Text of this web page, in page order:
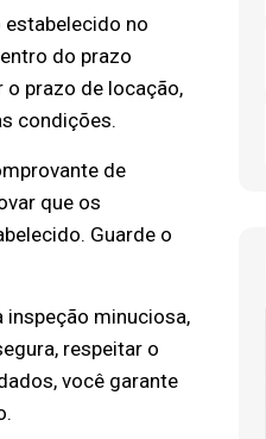
no
do prazo
prazo de locação,
condições.
de
que os
Guarde o
inspeção minuciosa,
respeitar o
você garante